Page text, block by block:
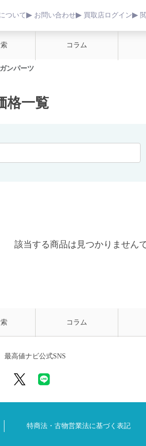
ついて お問い合わせ 買取店ログイン
コラム
ンパーツ
格一覧
該当する商品は見つかりません
コラム
最高値ナビ公式SNS
特商法・古物営業法に基づく表記